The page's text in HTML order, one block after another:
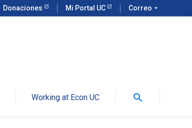
Donaciones Mi Portal UC Correo arrow_drop_down
Working at Econ UC search